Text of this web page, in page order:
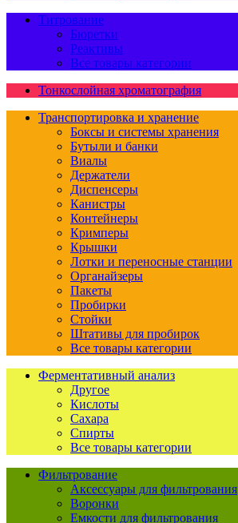
Титрование
Бюретки
Реактивы
Все товары категории
Тонкослойная хроматография
Транспортировка и хранение
Боксы и системы хранения
Бутыли и банки
Виалы
Держатели
Диспенсеры
Канистры
Контейнеры
Кримперы
Крышки
Лотки и переносные станции
Органайзеры
Пакеты
Пробирки
Стойки
Штативы для пробирок
Все товары категории
Ферментативный анализ
Другое
Кислоты
Сахара
Спирты
Все товары категории
Фильтрование
Аксессуары для фильтрования
Воронки
Емкости для фильтрования